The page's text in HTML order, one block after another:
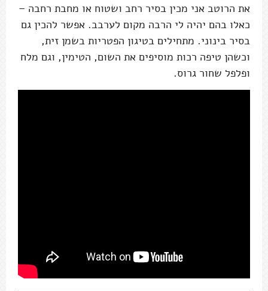
את הרוטב אני מכין בסיר רחב ושטוח או מחבת רחבה –
כאלו בהם יהיה לי הרבה מקום לערבב. אפשר להכין גם
בסיר בינוני. מתחילים בטיגון הפטריות בשמן זית,
וכשהן טיפה רכות מוסיפים את השום, הטימין, וגם מלח
ופלפל שחור גרוס.